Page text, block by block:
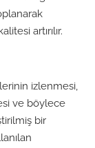
artırılır.
izlenmesi,
ve böylece
bir